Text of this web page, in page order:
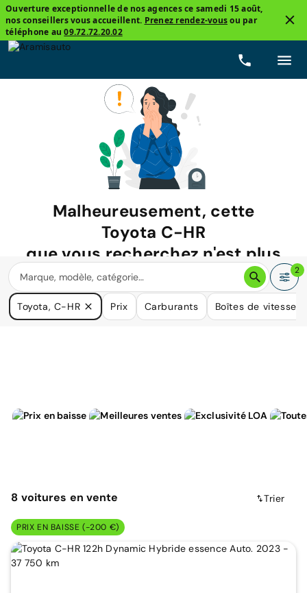
Ouverture exceptionnelle de nos agences ce samedi 15 août,
nos conseillers vous accueillent. Prenez rendez-vousou par
téléphone au09.72.72.20.02
Malheureusement, cette
Toyota C-HR
que vous recherchez n'est plus
disponible.
Nous avons de nombreuses voitures qui pourraient répondre
à vos besoins.
2
Toyota, C-HR Prix Carburants Boîtes de vitesse
8 voitures en vente Trier
PRIX EN BAISSE (-200 €)